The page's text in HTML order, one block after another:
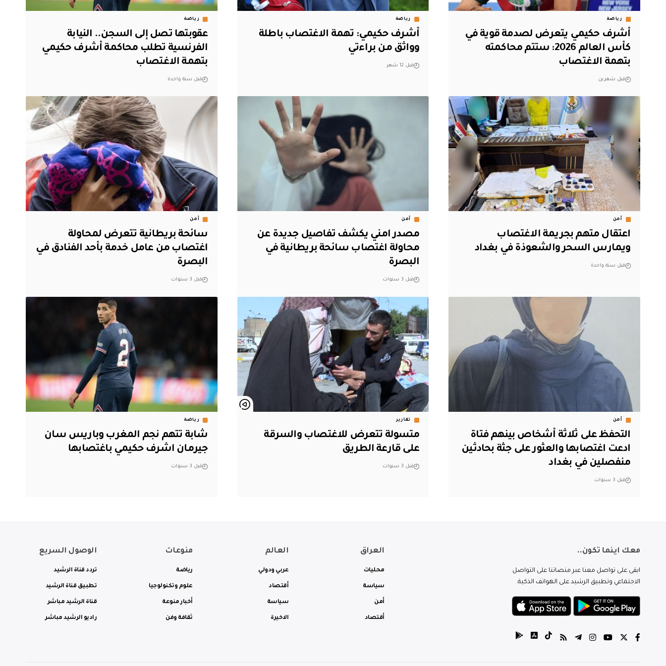
رياضة
أشرف حكيمي يتعرض لصدمة قوية في
كأس العالم 2026: ستتم محاكمته
بتهمة الاغتصاب
قبل شهرين
رياضة
أشرف حكيمي: تهمة الاغتصاب باطلة
وواثق من براءتي
قبل 12 شهر
رياضة
عقوبتها تصل إلى السجن.. النيابة
الفرنسية تطلب محاكمة أشرف حكيمي
بتهمة الاغتصاب
قبل سنة واحدة
أمن
اعتقال متهم بجريمة الاغتصاب
ويمارس السحر والشعوذة في بغداد
قبل سنة واحدة
أمن
مصدر امني يكشف تفاصيل جديدة عن
محاولة اغتصاب سائحة بريطانية في
البصرة
قبل 3 سنوات
أمن
سائحة بريطانية تتعرض لمحاولة
اغتصاب من عامل خدمة بأحد الفنادق في
البصرة
قبل 3 سنوات
أمن
التحفظ على ثلاثة أشخاص بينهم فتاة
ادعت اغتصابها والعثور على جثة بحادثين
منفصلين في بغداد
قبل 3 سنوات
تقارير
متسولة تتعرض للاغتصاب والسرقة
على قارعة الطريق
قبل 3 سنوات
رياضة
شابة تتهم نجم المغرب وباريس سان
جيرمان اشرف حكيمي باغتصابها
قبل 3 سنوات
معك اينما تكون..
ابقى على تواصل معنا عبر منصاتنا على التواصل
الاجتماعي وتطبيق الرشيد على الهواتف الذكية.
العراق
محليات
سياسة
أمن
أقتصاد
العالم
عربي ودولي
أقتصاد
سياسة
الاخيرة
منوعات
رياضة
علوم وتكنولوجيا
أخبار منوعة
ثقافة وفن
الوصول السريع
تردد قناة الرشيد
تطبيق قناة الرشيد
قناة الرشيد مباشر
راديو الرشيد مباشر